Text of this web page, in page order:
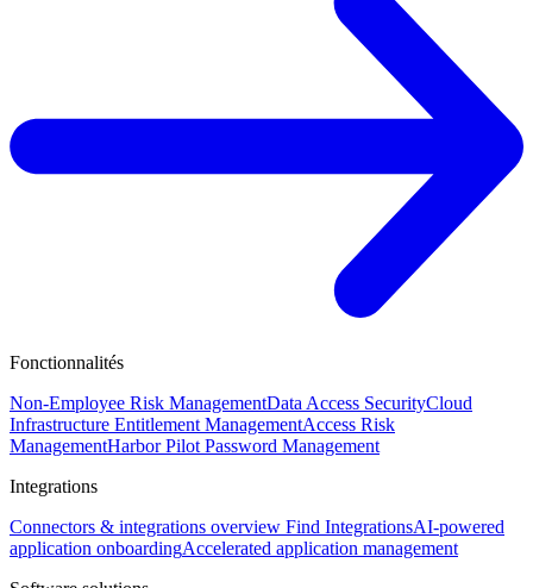
Fonctionnalités
Non-Employee Risk ManagementData Access SecurityCloud
Infrastructure Entitlement ManagementAccess Risk
ManagementHarbor Pilot Password Management
Integrations
Connectors & integrations overview Find IntegrationsAI-powered
application onboardingAccelerated application management